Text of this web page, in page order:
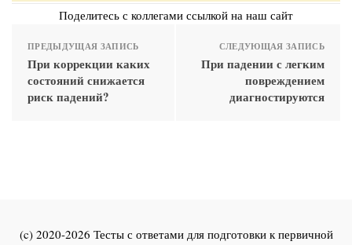
Поделитесь с коллегами ссылкой на наш сайт
ПРЕДЫДУЩАЯ ЗАПИСЬ
При коррекции каких
состояний снижается
риск падений?
СЛЕДУЮЩАЯ ЗАПИСЬ
При падении с легким
повреждением
диагностируются
(c) 2020-2026 Тесты с ответами для подготовки к первичной